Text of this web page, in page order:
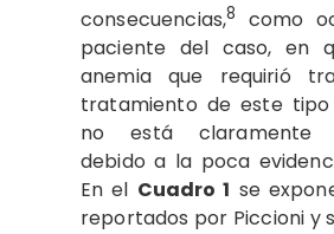
consecuencias,8
como
paciente del caso, en
anemia que requirió
tratamiento de este
no está claramente
debido a la poca
En el Cuadro 1 se
reportados por Piccioni y